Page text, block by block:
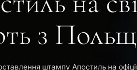
з
штампу Апостиль на